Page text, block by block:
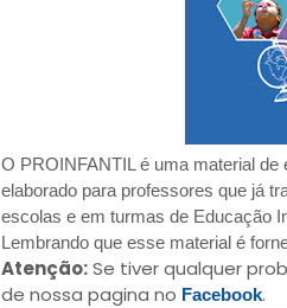
O PROINFANTIL é uma material
elaborado para professores que já
escolas e em turmas de Educação
Lembrando que esse material é
Atenção:Se tiver qualquer
de nossa pagina no Facebook.